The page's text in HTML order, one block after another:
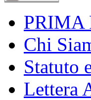
PRIMA
Chi
Statuto
Lettera